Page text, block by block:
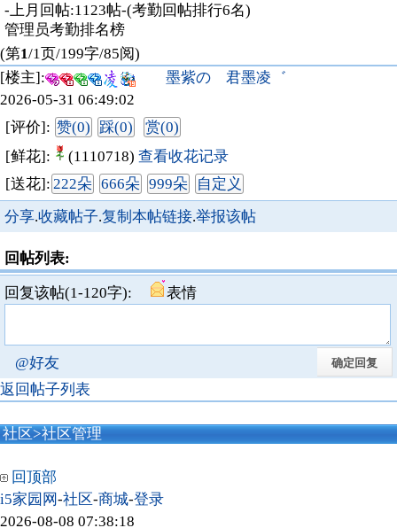
-上月回帖:1123帖-(考勤回帖排行6名)
管理员考勤排名榜
(第1/1页/199字/85阅)
[楼主]:
墨紫の 君墨凌゛
2026-05-31 06:49:02
[评价]: 赞(0) 踩(0)
赏(0)
[鲜花]:
(1110718) 查看收花记录
[送花]: 222朵 666朵 999朵
自定义
分享.收藏帖子.复制本帖链接.举报该帖
回帖列表:
回复该帖(1-120字): 表情
@好友
返回帖子列表
社区>社区管理
回顶部
i5家园网-社区-商城-登录
2026-08-08 07:38:18